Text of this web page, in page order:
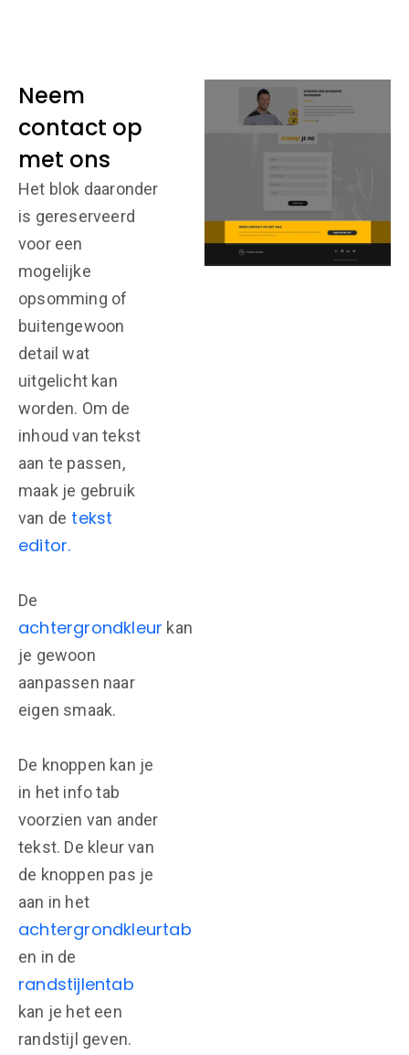
Neem
contact op
met ons
Het blok daaronder
is gereserveerd
voor een
mogelijke
opsomming of
buitengewoon
detail wat
uitgelicht kan
worden. Om de
inhoud van tekst
aan te passen,
maak je gebruik
van de tekst
editor.
De
achtergrondkleur kan
je gewoon
aanpassen naar
eigen smaak.
De knoppen kan je
in het info tab
voorzien van ander
tekst. De kleur van
de knoppen pas je
aan in het
achtergrondkleurtab
en in de
randstijlentab
kan je het een
randstijl geven.